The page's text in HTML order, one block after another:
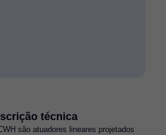
técnica
são atuadores lineares projetados